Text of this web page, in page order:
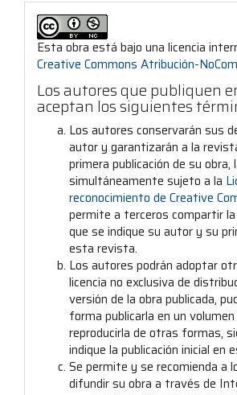
Esta obra está bajo una licencia
Creative Commons Atribución-
Los autores que publiquen
aceptan los siguientes
Los autores conservarán sus
autor y garantizarán a la
primera publicación de su obra,
simultáneamente sujeto a la
reconocimiento de Creative
permite a terceros compartir
que se indique su autor y su
esta revista.
Los autores podrán adoptar
licencia no exclusiva de
versión de la obra publicada,
forma publicarla en un
reproducirla de otras formas,
indique la publicación inicial en
Se permite y se recomienda a
difundir su obra a través de